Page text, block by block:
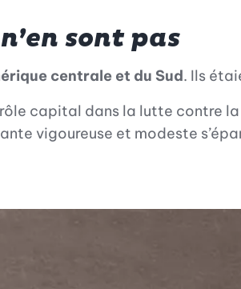
sont pas
centrale et du Sud. Ils
capital dans la lutte contre
vigoureuse et modeste